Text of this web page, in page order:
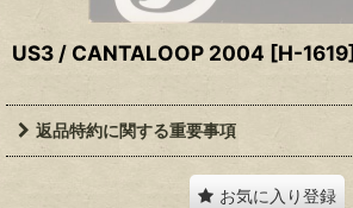
US3 / CANTALOOP 2004 [H-1619]
返品特約に関する重要事項
お気に入り登録